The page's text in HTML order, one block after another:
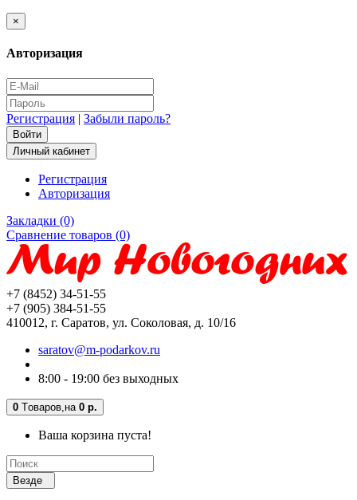
×
Авторизация
Регистрация | Забыли пароль?
Личный кабинет
Регистрация
Авторизация
Закладки (0)
Сравнение товаров (0)
+7 (8452) 34-51-55
+7 (905) 384-51-55
410012, г. Саратов, ул. Соколовая, д. 10/16
saratov@m-podarkov.ru
8:00 - 19:00 без выходных
0 Tоваров, на 0 р.
Ваша корзина пуста!
Везде